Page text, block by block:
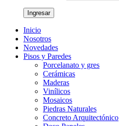
Inicio
Nosotros
Novedades
Pisos y Paredes
Porcelanato y gres
Cerámicas
Maderas
Vinílicos
Mosaicos
Piedras Naturales
Concreto Arquitectónico